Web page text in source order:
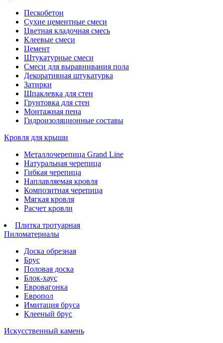
Пескобетон
Сухие цементные смеси
Цветная кладочная смесь
Клеевые смеси
Цемент
Штукатурные смеси
Смеси для выравнивания пола
Декоративная штукатурка
Затирки
Шпаклевка для стен
Грунтовка для стен
Монтажная пена
Гидроизоляционные составы
Кровля для крыши
Металлочерепица Grand Line
Натуральная черепица
Гибкая черепица
Наплавляемая кровля
Композитная черепица
Мягкая кровля
Расчет кровли
Плитка тротуарная
Пиломатериалы
Доска обрезная
Брус
Половая доска
Блок-хаус
Евровагонка
Европол
Имитация бруса
Клееный брус
Искусственный камень